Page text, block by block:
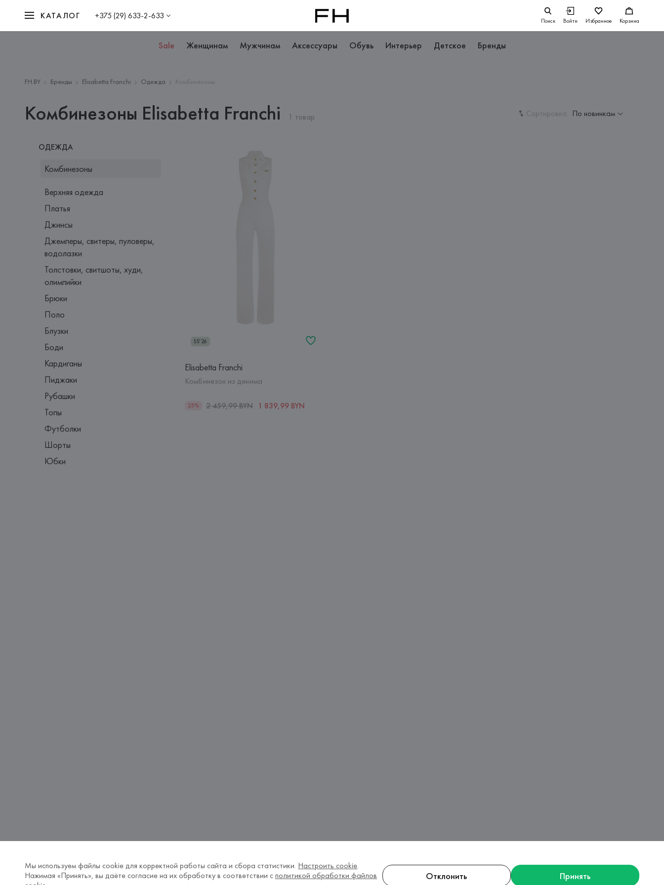
КАТАЛОГ +375 (29) 633-2-633 Поиск Войти Избранное Корзина
Sale Женщинам Мужчинам Аксессуары Обувь Интерьер Детское Бренды
FH.BY Бренды Elisabetta Franchi Одежда Комбинезоны
Комбинезоны Elisabetta Franchi 1 товар Сортировка: По новинкам
ОДЕЖДА
Комбинезоны
Верхняя одежда
Платья
Джинсы
Джемперы, свитеры, пуловеры,
водолазки
Толстовки, свитшоты, худи,
олимпийки
Брюки
Поло
Блузки
Боди
Кардиганы
Пиджаки
Рубашки
Топы
Футболки
Шорты
Юбки
SS'26
Elisabetta Franchi
Комбинезон из денима
25% 2 459,99 BYN 1 839,99 BYN
Мы используем файлы cookie для корректной работы сайта и сбора статистики. Настроить cookie.
Нажимая «Принять», вы даёте согласие на их обработку в соответствии с политикой обработки файлов
Отклонить Принять